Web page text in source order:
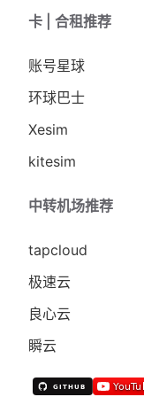
卡 | 合租推荐
账号星球
环球巴士
Xesim
kitesim
中转机场推荐
tapcloud
极速云
良心云
瞬云